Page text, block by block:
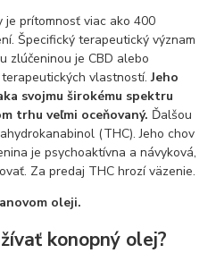
je prítomnosť viac ako 400
Špecifický terapeutický význam
zlúčeninou je CBD alebo
vlastností.Jeho
svojmu širokému spektru
trhu veľmi oceňovaný. Ďalšou
(THC). Jeho chov
je psychoaktívna a návyková,
Za predaj THC hrozí väzenie.
oleji.
konopný olej?